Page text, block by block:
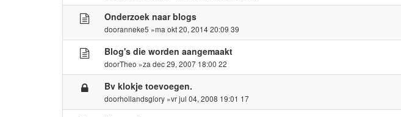
Onderzoek naar blogs
dooranneke5 »ma okt 20, 2014 20:09 39
Blog's die worden aangemaakt
doorTheo »za dec 29, 2007 18:00 22
Bv klokje toevoegen.
doorhollandsglory »vr jul 04, 2008 19:01 17